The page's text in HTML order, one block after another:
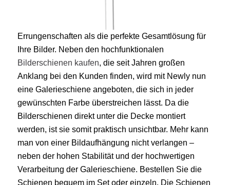
Errungenschaften als die perfekte Gesamtlösung für
Ihre Bilder. Neben den hochfunktionalen
Bilderschienen kaufen, die seit Jahren großen
Anklang bei den Kunden finden, wird mit Newly nun
eine Galerieschiene angeboten, die sich in jeder
gewünschten Farbe überstreichen lässt. Da die
Bilderschienen direkt unter die Decke montiert
werden, ist sie somit praktisch unsichtbar. Mehr kann
man von einer Bildaufhängung nicht verlangen –
neben der hohen Stabilität und der hochwertigen
Verarbeitung der Galerieschiene. Bestellen Sie die
Schienen bequem im Set oder einzeln. Die Schienen